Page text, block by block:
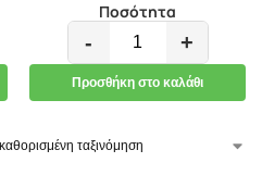
Ποσότητα
- +
Προσθήκη στο καλάθι